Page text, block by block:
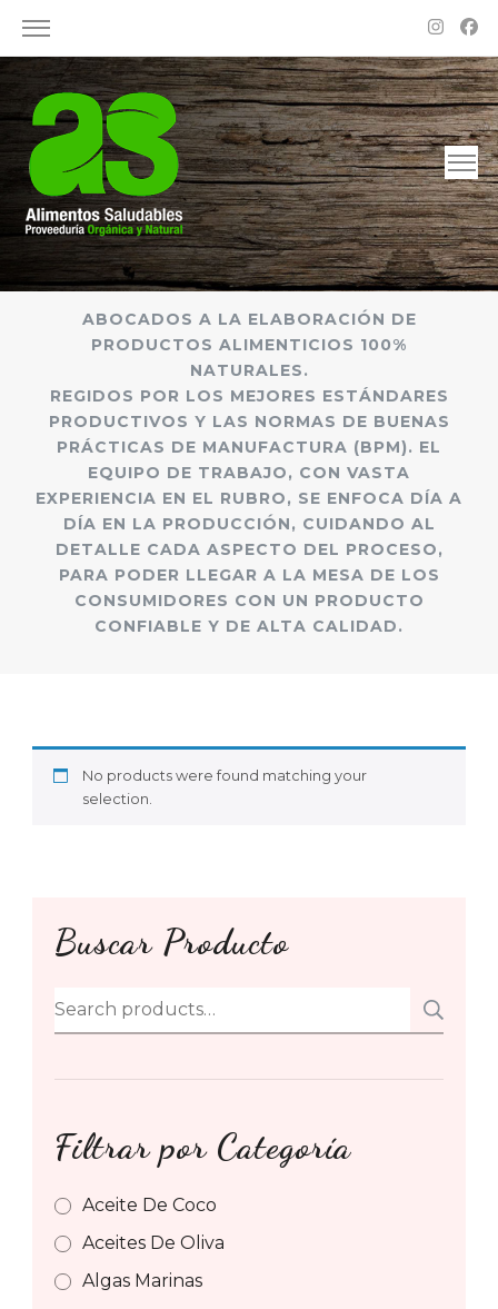
Alimentos Saludables – Dietética en Rosario
Proveeduría Orgánica y Natural
ABOCADOS A LA ELABORACIÓN DE
PRODUCTOS ALIMENTICIOS 100%
NATURALES.
REGIDOS POR LOS MEJORES ESTÁNDARES
PRODUCTIVOS Y LAS NORMAS DE BUENAS
PRÁCTICAS DE MANUFACTURA (BPM). EL
EQUIPO DE TRABAJO, CON VASTA
EXPERIENCIA EN EL RUBRO, SE ENFOCA DÍA A
DÍA EN LA PRODUCCIÓN, CUIDANDO AL
DETALLE CADA ASPECTO DEL PROCESO,
PARA PODER LLEGAR A LA MESA DE LOS
CONSUMIDORES CON UN PRODUCTO
CONFIABLE Y DE ALTA CALIDAD.
No products were found matching your
selection.
Buscar Producto
Search
for:
Filtrar por Categoría
Aceite De Coco
Aceites De Oliva
Algas Marinas